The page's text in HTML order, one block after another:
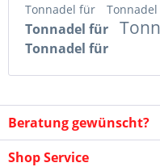
Tonnadel für
Tonnadel für
Tonnadel für
Beratung gewünscht?
Shop Service